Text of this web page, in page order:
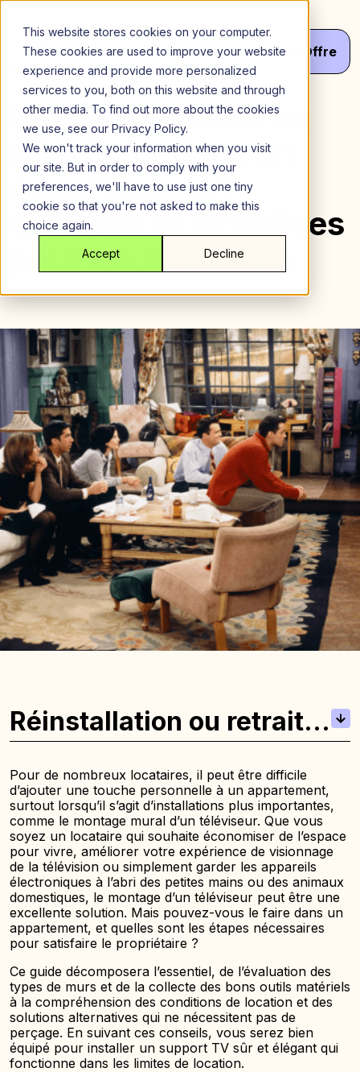
This website stores cookies on your computer.
These cookies are used to improve your website
experience and provide more personalized
services to you, both on this website and through
other media. To find out more about the cookies
we use, see our Privacy Policy.
We won't track your information when you visit
our site. But in order to comply with your
preferences, we'll have to use just one tiny
cookie so that you're not asked to make this
choice again.
Accept Decline
Aller
contenu
Menu
VaVotre Offre
Peut-on installer un
téléviseur dans un
appartement ?
Conseils et directives
pour les locataires
Réinstallation ou retrait
du support
Pour de nombreux locataires, il peut être difficile
d’ajouter une touche personnelle à un appartement,
surtout lorsqu’il s’agit d’installations plus importantes,
comme le montage mural d’un téléviseur. Que vous
soyez un locataire qui souhaite économiser de l’espace
pour vivre, améliorer votre expérience de visionnage
de la télévision ou simplement garder les appareils
électroniques à l’abri des petites mains ou des animaux
domestiques, le montage d’un téléviseur peut être une
excellente solution. Mais pouvez-vous le faire dans un
appartement, et quelles sont les étapes nécessaires
pour satisfaire le propriétaire ?
Ce guide décomposera l’essentiel, de l’évaluation des
types de murs et de la collecte des bons outils matériels
à la compréhension des conditions de location et des
solutions alternatives qui ne nécessitent pas de
perçage. En suivant ces conseils, vous serez bien
équipé pour installer un support TV sûr et élégant qui
fonctionne dans les limites de location.